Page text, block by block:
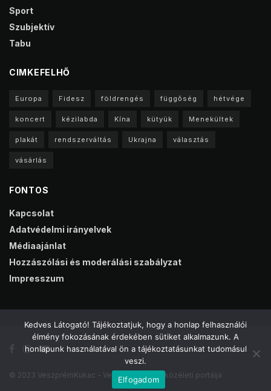
Sport
Szubjektív
Tabu
CIMKEFELHŐ
Europa Fidesz földrengés függőség hétvége
koncert kézilabda Kína kütyük Menekültek
plakát rendszerváltás Ukrajna választás
vásárlás
FONTOS
Kapcsolat
Adatvédelmi irányelvek
Médiaajánlat
Hozzászólási és moderálási szabályzat
Impresszum
© 2023 VeszprémKukac - Veszprém online közéleti portálja
Kedves Látogató! Tájékoztatjuk, hogy a honlap felhasználói
élmény fokozásának érdekében sütiket alkalmazunk. A
honlapunk használatával ön a tájékoztatásunkat tudomásul
veszi.
Elfogadom